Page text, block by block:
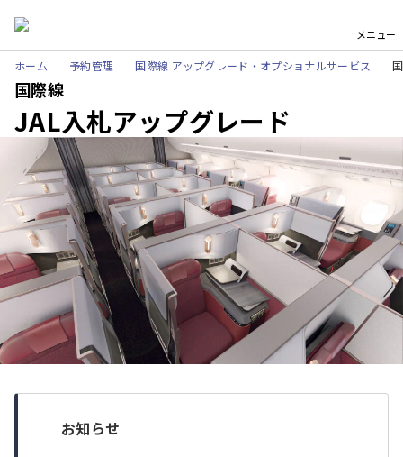
メニュー
ホーム 予約管理 国際線 アップグレード・オプショナルサービス
国際線
JAL入札アップグレード
お知らせ